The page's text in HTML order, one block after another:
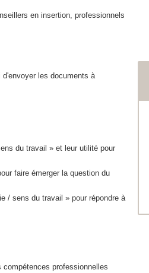
en insertion, professionnels
les documents à
du travail » et leur utilité pour
faire émerger la question du
/ sens du travail » pour répondre à
professionnelles